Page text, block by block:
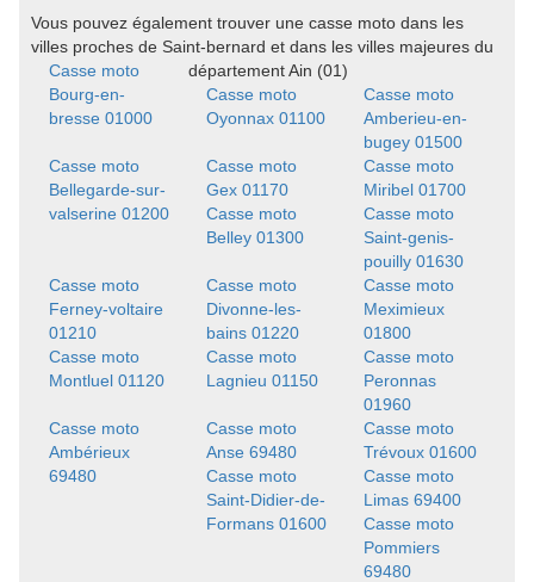
Vous pouvez également trouver une casse moto dans les
villes proches de Saint-bernard et dans les villes majeures du
département Ain (01)
Casse moto
Bourg-en-
bresse 01000
Casse moto
Oyonnax 01100
Casse moto
Amberieu-en-
bugey 01500
Casse moto
Bellegarde-sur-
valserine 01200
Casse moto
Gex 01170
Casse moto
Miribel 01700
Casse moto
Belley 01300
Casse moto
Saint-genis-
pouilly 01630
Casse moto
Ferney-voltaire
01210
Casse moto
Divonne-les-
bains 01220
Casse moto
Meximieux
01800
Casse moto
Montluel 01120
Casse moto
Lagnieu 01150
Casse moto
Peronnas
01960
Casse moto
Ambérieux
69480
Casse moto
Anse 69480
Casse moto
Trévoux 01600
Casse moto
Saint-Didier-de-
Formans 01600
Casse moto
Limas 69400
Casse moto
Pommiers
69480